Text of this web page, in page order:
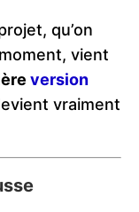
qu’on
vient
version
vraiment